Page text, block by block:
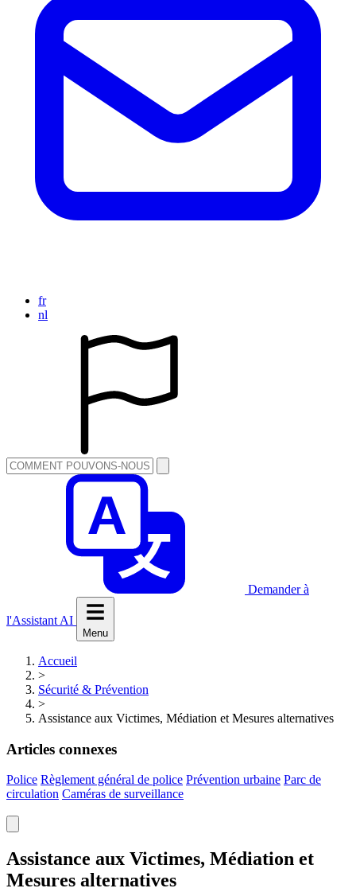
fr
nl
Demander à
l'Assistant AI
Menu
Accueil
>
Sécurité & Prévention
>
Assistance aux Victimes, Médiation et Mesures alternatives
Articles connexes
Police Règlement général de police Prévention urbaine Parc de
circulation Caméras de surveillance
Assistance aux Victimes, Médiation et
Mesures alternatives